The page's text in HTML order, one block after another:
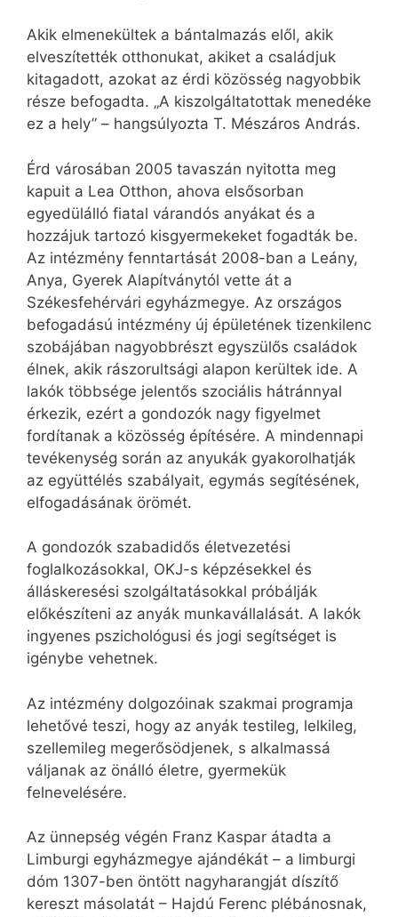
Akik elmenekültek a bántalmazás elől, akik
elveszítették otthonukat, akiket a családjuk
kitagadott, azokat az érdi közösség nagyobbik
része befogadta. „A kiszolgáltatottak menedéke
ez a hely” – hangsúlyozta T. Mészáros András.
Érd városában 2005 tavaszán nyitotta meg
kapuit a Lea Otthon, ahova elsősorban
egyedülálló fiatal várandós anyákat és a
hozzájuk tartozó kisgyermekeket fogadták be.
Az intézmény fenntartását 2008-ban a Leány,
Anya, Gyerek Alapítványtól vette át a
Székesfehérvári egyházmegye. Az országos
befogadású intézmény új épületének tizenkilenc
szobájában nagyobbrészt egyszülős családok
élnek, akik rászorultsági alapon kerültek ide. A
lakók többsége jelentős szociális hátránnyal
érkezik, ezért a gondozók nagy figyelmet
fordítanak a közösség építésére. A mindennapi
tevékenység során az anyukák gyakorolhatják
az együttélés szabályait, egymás segítésének,
elfogadásának örömét.
A gondozók szabadidős életvezetési
foglalkozásokkal, OKJ-s képzésekkel és
álláskeresési szolgáltatásokkal próbálják
előkészíteni az anyák munkavállalását. A lakók
ingyenes pszichológusi és jogi segítséget is
igénybe vehetnek.
Az intézmény dolgozóinak szakmai programja
lehetővé teszi, hogy az anyák testileg, lelkileg,
szellemileg megerősödjenek, s alkalmassá
váljanak az önálló életre, gyermekük
felnevelésére.
Az ünnepség végén Franz Kaspar átadta a
Limburgi egyházmegye ajándékát – a limburgi
dóm 1307-ben öntött nagyharangját díszítő
kereszt másolatát – Hajdú Ferenc plébánosnak,